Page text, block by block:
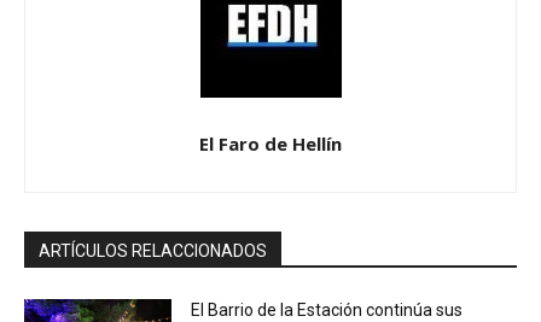
El Faro de Hellín
ARTÍCULOS RELACCIONADOS
El Barrio de la Estación continúa sus